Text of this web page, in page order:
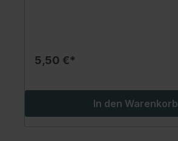
5,50 €*
In den Warenkorb